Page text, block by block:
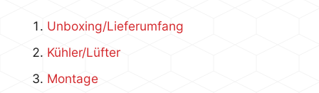
Unboxing/Lieferumfang
Kühler/Lüfter
Montage